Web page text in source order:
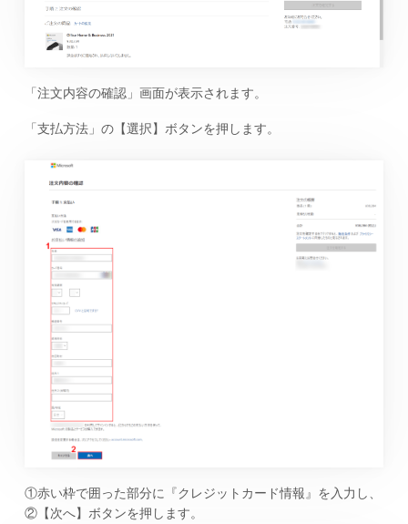
「注文内容の確認」画面が表示されます。
「支払方法」の【選択】ボタンを押します。
①赤い枠で囲った部分に『クレジットカード情報』を入力し、
②【次へ】ボタンを押します。